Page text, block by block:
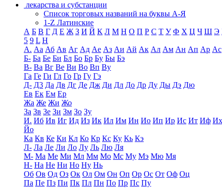
лекарства и субстанции
Список торговых названий на буквы А-Я
1-Z Латинские
А Б В Г Д Е Ж З И Й К Л М Н О П Р С Т У Ф Х Ц Ч Ш Э
5 9 L H
А. Аа Аб Ав Аг Ад Ае Аз Аи Ай Ак Ал Ам Ан Ап Ар Ас
Б- Ба Бе Би Бл Бо Бр Бу Бы Бэ
В- Ва Вг Ве Ви Во Вп Ву
Га Ге Ги Гл Го Гр Гу Гэ
Д- Д3 Да Дв Дг Де Дж Ди Дл До Др Ду Ды Дэ Дю
Ев Ек Ем Ер
Жа Же Жи Жо
За Зв Зе Зи Зм Зо Зу
И. Иб Ив Иг Ид Из Ик Ил Им Ин Ио Ип Ир Ис Ит Иф Их
Йо
Ка Кв Ке Ки Кл Ко Кр Кс Ку Кь Кэ
Л- Ла Ле Ли Ло Лу Ль Лю Ля
М- Ма Ме Ми Мл Мм Мо Мс Му Мэ Мю Мя
Н- На Не Ни Но Ну Нь
Об Ов Од Оз Ок Ол Ом Он Оп Ор Ос От Оф Оц
Па Пе Пз Пи Пк Пл Пн По Пр Пс Пу